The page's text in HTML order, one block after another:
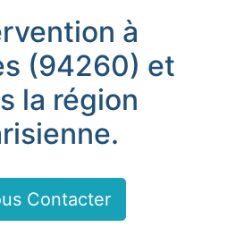
à
(94260) et
la région
Contacter